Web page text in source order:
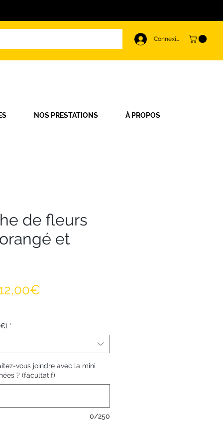
Connexion
NOS PRESTATIONS À PROPOS
de fleurs
et
*
vous joindre avec la mini
? (facultatif)
0/250